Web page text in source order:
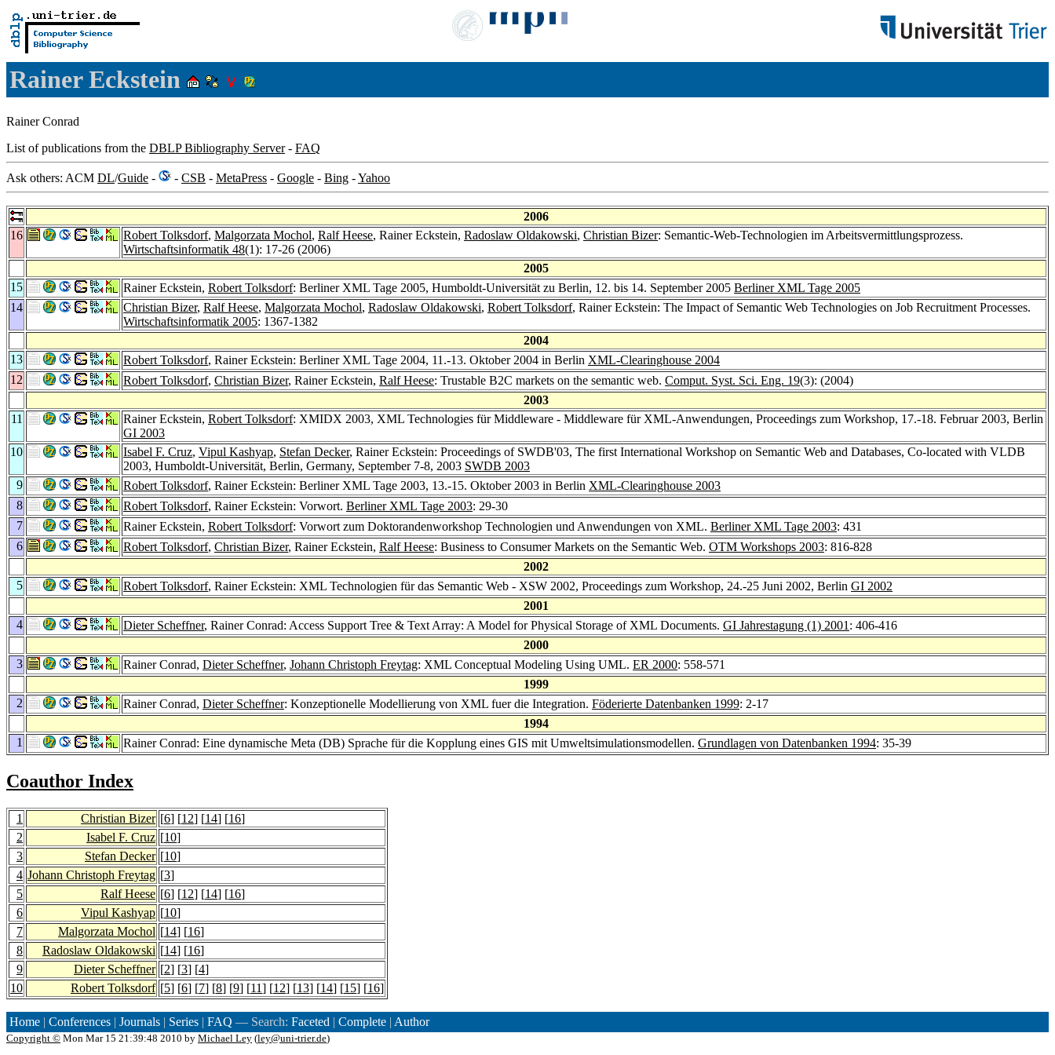
Rainer Eckstein
Rainer Conrad
List of publications from the DBLP Bibliography Server- FAQ
Ask others: ACM DL/Guide - - CSB - MetaPress - Google - Bing -Yahoo
2006
16
Robert Tolksdorf, Malgorzata Mochol, Ralf Heese, Rainer Eckstein, Radoslaw Oldakowski, Christian Bizer: Semantic-Web-Technologien im Arbeitsvermittlungsprozess.
Wirtschaftsinformatik 48(1): 17-26 (2006)
2005
15
Rainer Eckstein, Robert Tolksdorf: Berliner XML Tage 2005, Humboldt-Universität zu Berlin, 12. bis 14. September 2005 Berliner XML Tage 2005
14
Christian Bizer, Ralf Heese, Malgorzata Mochol, Radoslaw Oldakowski, Robert Tolksdorf, Rainer Eckstein: The Impact of Semantic Web Technologies on Job Recruitment Processes.
Wirtschaftsinformatik 2005: 1367-1382
2004
13
Robert Tolksdorf, Rainer Eckstein: Berliner XML Tage 2004, 11.-13. Oktober 2004 in Berlin XML-Clearinghouse 2004
12
Robert Tolksdorf, Christian Bizer, Rainer Eckstein, Ralf Heese: Trustable B2C markets on the semantic web. Comput. Syst. Sci. Eng. 19(3): (2004)
2003
11
Rainer Eckstein, Robert Tolksdorf: XMIDX 2003, XML Technologies für Middleware - Middleware für XML-Anwendungen, Proceedings zum Workshop, 17.-18. Februar 2003, Berlin
GI 2003
10
Isabel F. Cruz, Vipul Kashyap, Stefan Decker, Rainer Eckstein: Proceedings of SWDB'03, The first International Workshop on Semantic Web and Databases, Co-located with VLDB
2003, Humboldt-Universität, Berlin, Germany, September 7-8, 2003 SWDB 2003
9
Robert Tolksdorf, Rainer Eckstein: Berliner XML Tage 2003, 13.-15. Oktober 2003 in Berlin XML-Clearinghouse 2003
8
Robert Tolksdorf, Rainer Eckstein: Vorwort. Berliner XML Tage 2003: 29-30
7
Rainer Eckstein, Robert Tolksdorf: Vorwort zum Doktorandenworkshop Technologien und Anwendungen von XML. Berliner XML Tage 2003: 431
6
Robert Tolksdorf, Christian Bizer, Rainer Eckstein, Ralf Heese: Business to Consumer Markets on the Semantic Web. OTM Workshops 2003: 816-828
2002
5
Robert Tolksdorf, Rainer Eckstein: XML Technologien für das Semantic Web - XSW 2002, Proceedings zum Workshop, 24.-25 Juni 2002, Berlin GI 2002
2001
4
Dieter Scheffner, Rainer Conrad: Access Support Tree & Text Array: A Model for Physical Storage of XML Documents. GI Jahrestagung (1) 2001 : 406-416
2000
3
Rainer Conrad, Dieter Scheffner, Johann Christoph Freytag: XML Conceptual Modeling Using UML. ER 2000: 558-571
1999
2
Rainer Conrad, Dieter Scheffner: Konzeptionelle Modellierung von XML fuer die Integration. Föderierte Datenbanken 1999: 2-17
1994
1
Rainer Conrad: Eine dynamische Meta (DB) Sprache für die Kopplung eines GIS mit Umweltsimulationsmodellen. Grundlagen von Datenbanken 1994: 35-39
Coauthor Index
1 Christian Bizer [6] [12] [14] [16]
2
Isabel F. Cruz [10]
3
Stefan Decker [10]
4 Johann Christoph Freytag [3]
5
Ralf Heese [6] [12] [14] [16]
6
Vipul Kashyap [10]
7
Malgorzata Mochol [14] [16]
8
Radoslaw Oldakowski [14] [16]
9
Dieter Scheffner [2] [3] [4]
10
Robert Tolksdorf [5] [6] [7] [8] [9] [11] [12] [13] [14] [15] [16]
Home | Conferences | Journals | Series | FAQ — Search: Faceted | Complete | Author
Copyright © Mon Mar 15 21:39:48 2010 by Michael Ley (ley@uni-trier.de)